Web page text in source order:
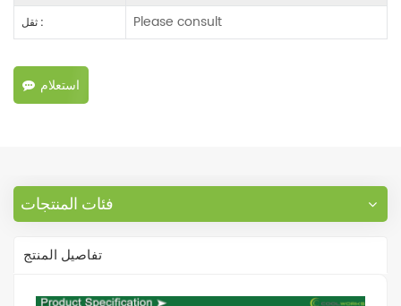
ثقل : Please consult
استعلام
فئات المنتجات
تفاصيل المنتج